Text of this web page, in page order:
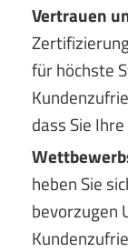
Vertrauen
für höchste
dass Sie
heben Sie
bevorzugen